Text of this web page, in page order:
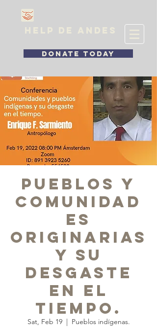
DONATE TODAY
Pueblos y
comunidad
es
originarias
y su
desgaste
en el
tiempo.
Sat, Feb 19
  |
Pueblos indígenas.